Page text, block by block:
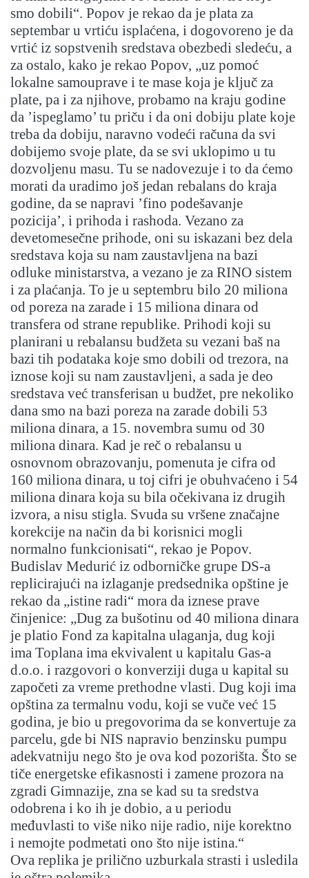
smo dobili“. Popov je rekao da je plata za
septembar u vrtiću isplaćena, i dogovoreno je da
vrtić iz sopstvenih sredstava obezbedi sledeću, a
za ostalo, kako je rekao Popov, „uz pomoć
lokalne samouprave i te mase koja je ključ za
plate, pa i za njihove, probamo na kraju godine
da ’ispeglamo’ tu priču i da oni dobiju plate koje
treba da dobiju, naravno vodeći računa da svi
dobijemo svoje plate, da se svi uklopimo u tu
dozvoljenu masu. Tu se nadovezuje i to da ćemo
morati da uradimo još jedan rebalans do kraja
godine, da se napravi ’fino podešavanje
pozicija’, i prihoda i rashoda. Vezano za
devetomesečne prihode, oni su iskazani bez dela
sredstava koja su nam zaustavljena na bazi
odluke ministarstva, a vezano je za RINO sistem
i za plaćanja. To je u septembru bilo 20 miliona
od poreza na zarade i 15 miliona dinara od
transfera od strane republike. Prihodi koji su
planirani u rebalansu budžeta su vezani baš na
bazi tih podataka koje smo dobili od trezora, na
iznose koji su nam zaustavljeni, a sada je deo
sredstava već transferisan u budžet, pre nekoliko
dana smo na bazi poreza na zarade dobili 53
miliona dinara, a 15. novembra sumu od 30
miliona dinara. Kad je reč o rebalansu u
osnovnom obrazovanju, pomenuta je cifra od
160 miliona dinara, u toj cifri je obuhvaćeno i 54
miliona dinara koja su bila očekivana iz drugih
izvora, a nisu stigla. Svuda su vršene značajne
korekcije na način da bi korisnici mogli
normalno funkcionisati“, rekao je Popov.
Budislav Medurić iz odborničke grupe DS-a
replicirajući na izlaganje predsednika opštine je
rekao da „istine radi“ mora da iznese prave
činjenice: „Dug za bušotinu od 40 miliona dinara
je platio Fond za kapitalna ulaganja, dug koji
ima Toplana ima ekvivalent u kapitalu Gas-a
d.o.o. i razgovori o konverziji duga u kapital su
započeti za vreme prethodne vlasti. Dug koji ima
opština za termalnu vodu, koji se vuče već 15
godina, je bio u pregovorima da se konvertuje za
parcelu, gde bi NIS napravio benzinsku pumpu
adekvatniju nego što je ova kod pozorišta. Što se
tiče energetske efikasnosti i zamene prozora na
zgradi Gimnazije, zna se kad su ta sredstva
odobrena i ko ih je dobio, a u periodu
međuvlasti to više niko nije radio, nije korektno
i nemojte podmetati ono što nije istina.“
Ova replika je prilično uzburkala strasti i usledila